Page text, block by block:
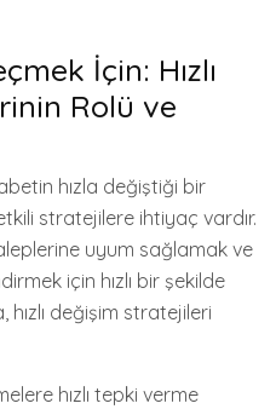
İçin: Hızlı
Rolü ve
hızla değiştiği bir
stratejilere ihtiyaç vardır.
uyum sağlamak ve
için hızlı bir şekilde
hızlı değişim stratejileri
hızlı tepki verme